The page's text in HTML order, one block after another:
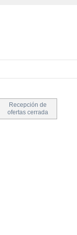
Recepción de
ofertas cerrada